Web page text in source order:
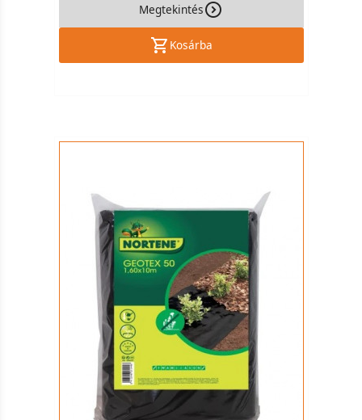
Megtekintés
Kosárba